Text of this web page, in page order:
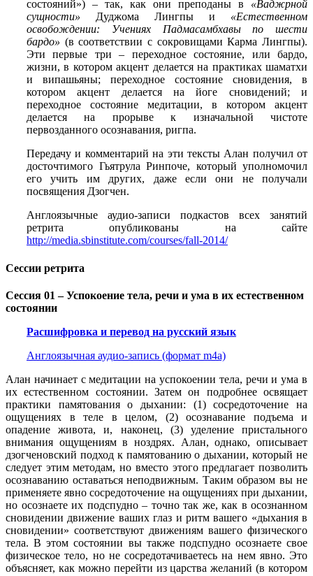
состояний») – так, как они преподаны в «Ваджрной
сущности» Дуджома Лингпы и «Естественном
освобождении: Учениях Падмасамбхавы по шести
бардо» (в соответствии с сокровищами Карма Лингпы).
Эти первые три – переходное состояние, или бардо,
жизни, в котором акцент делается на практиках шаматхи
и випашьяны; переходное состояние сновидения, в
котором акцент делается на йоге сновидений; и
переходное состояние медитации, в котором акцент
делается на прорыве к изначальной чистоте
первозданного осознавания, ригпа.
Передачу и комментарий на эти тексты Алан получил от
досточтимого Гьятрула Ринпоче, который уполномочил
его учить им других, даже если они не получали
посвящения Дзогчен.
Англоязычные аудио-записи подкастов всех занятий
ретрита опубликованы на сайте
http://media.sbinstitute.com/courses/fall-2014/
Сессии ретрита
Сессия 01 – Успокоение тела, речи и ума в их естественном
состоянии
Расшифровка и перевод на русский язык
Англоязычная аудио-запись (формат m4a)
Алан начинает с медитации на успокоении тела, речи и ума в
их естественном состоянии. Затем он подробнее освящает
практики памятования о дыхании: (1) сосредоточение на
ощущениях в теле в целом, (2) осознавание подъема и
опадение живота, и, наконец, (3) уделение пристального
внимания ощущениям в ноздрях. Алан, однако, описывает
дзогченовский подход к памятованию о дыхании, который не
следует этим методам, но вместо этого предлагает позволить
осознаванию оставаться неподвижным. Таким образом вы не
применяете явно сосредоточение на ощущениях при дыхании,
но осознаете их подспудно – точно так же, как в осознанном
сновидении движение ваших глаз и ритм вашего «дыхания в
сновидении» соответствуют движениям вашего физического
тела. В этом состоянии вы также подспудно осознаете свое
физическое тело, но не сосредотачиваетесь на нем явно. Это
объясняет, как можно перейти из царства желаний (в котором